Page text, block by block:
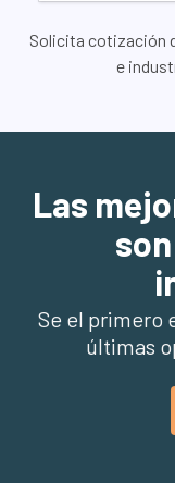
Solicita cotización
e
Las
Se el primero
últimas